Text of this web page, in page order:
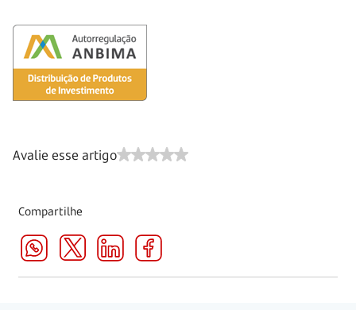
Avalie esse artigo
Compartilhe